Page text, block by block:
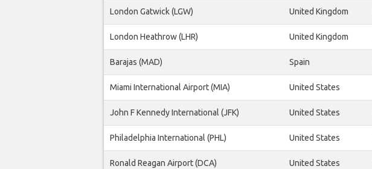
London Gatwick (LGW) United Kingdom
London Heathrow (LHR) United Kingdom
Barajas (MAD) Spain
Miami International Airport (MIA) United States
John F Kennedy International (JFK) United States
Philadelphia International (PHL) United States
Ronald Reagan Airport (DCA) United States